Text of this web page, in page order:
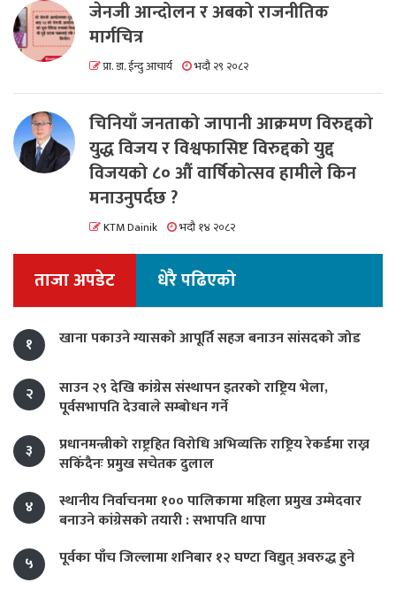
जेनजी आन्दोलन र अबको राजनीतिक
मार्गचित्र
प्रा. डा. ईन्दु आचार्य भदौ २९ २०८२
चिनियाँ जनताको जापानी आक्रमण विरुद्दको
युद्ध विजय र विश्वफासिष्ट विरुद्दको युद्द
विजयको ८० औं वार्षिकोत्सव हामीले किन
मनाउनुपर्दछ ?
KTM Dainik भदौ १४ २०८२
ताजा अपडेट धेरै पढिएको
१ खाना पकाउने ग्यासको आपूर्ति सहज बनाउन सांसदको जोड
२
साउन २९ देखि कांग्रेस संस्थापन इतरको राष्ट्रिय भेला,
पूर्वसभापति देउवाले सम्बोधन गर्ने
३
प्रधानमन्त्रीको राष्ट्रहित विरोधि अभिव्यक्ति राष्ट्रिय रेकर्डमा राख्न
सकिँदैनः प्रमुख सचेतक दुलाल
४
स्थानीय निर्वाचनमा १०० पालिकामा महिला प्रमुख उम्मेदवार
बनाउने कांग्रेसको तयारी : सभापति थापा
५
पूर्वका पाँच जिल्लामा शनिबार १२ घण्टा विद्युत् अवरुद्ध हुने